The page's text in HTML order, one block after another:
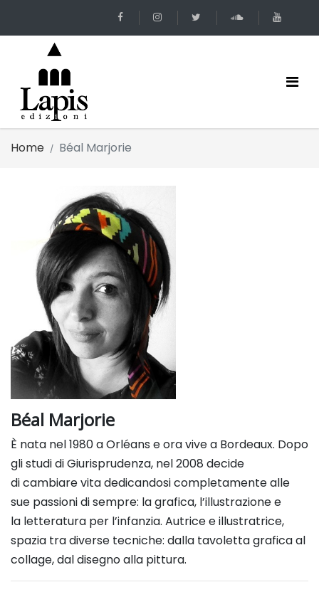
Home Béal Marjorie
Béal Marjorie
È nata nel 1980 a Orléans e ora vive a Bordeaux. Dopo
gli studi di Giurisprudenza, nel 2008 decide
dicambiare vita dedicandosi completamente alle
sue passioni di sempre: la grafica, l’illustrazione e
la letteratura per l’infanzia. Autrice e illustratrice,
spazia tra diverse tecniche: dalla tavoletta grafica al
collage, daldisegno alla pittura.